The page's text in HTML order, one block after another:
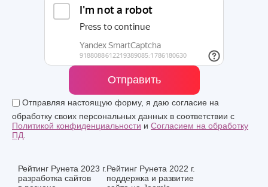
Отправить
Отправляя настоящую форму, я даю согласие на
обработку своих персональных данных в соответствии с
Политикой конфиденциальности и Согласием на обработку
ПД.
Рейтинг Рунета 2023 г.
разработка сайтов
Рейтинг Рунета 2022 г.
поддержка и развитие